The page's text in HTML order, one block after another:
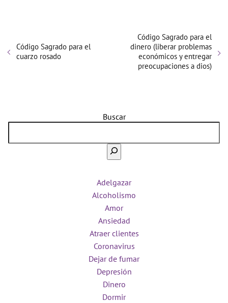
Código Sagrado para el
cuarzo rosado
Código Sagrado para el
dinero (liberar problemas
económicos y entregar
preocupaciones a dios)
Buscar
Adelgazar
Alcoholismo
Amor
Ansiedad
Atraer clientes
Coronavirus
Dejar de fumar
Depresión
Dinero
Dormir